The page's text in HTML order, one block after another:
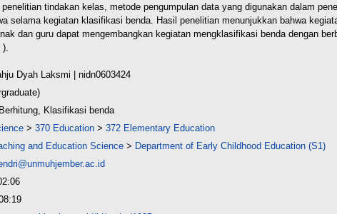
tindakan kelas, metode pengumpulan data yang digunakan dalam
selama kegiatan klasifikasi benda. Hasil penelitian menunjukkan bahwa
dan guru dapat mengembangkan kegiatan mengklasifikasi benda dengan
Dyah Laksmi | nidn0603424
Klasifikasi benda
> 370 Education > 372 Elementary Education
and Education Science > Department of Early Childhood Education (S1)